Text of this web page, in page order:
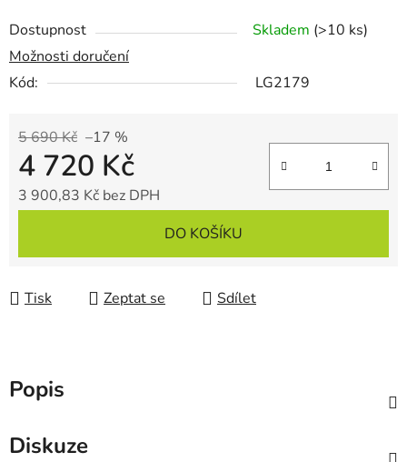
Dostupnost Skladem (>10 ks)
Možnosti doručení
Kód:
LG2179
5 690 Kč –17 %
4 720 Kč
3 900,83 Kč bez DPH
DO KOŠÍKU
Tisk Zeptat se Sdílet
Popis
Diskuze